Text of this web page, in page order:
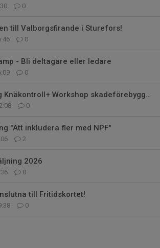
0
till Valborgsfirande i Sturefors!
0
- Bli deltagare eller ledare
0
Utbildning Knäkontroll+ Workshop skadeförebyggande träning
0
"Att inkludera fler med NPF"
2
2026
0
till Fritidskortet!
0